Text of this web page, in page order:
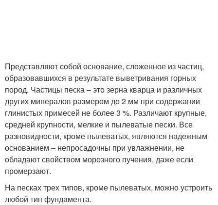
Представляют собой основание, сложенное из частиц,
образовавшихся в результате выветривания горных
пород. Частицы песка – это зерна кварца и различных
других минералов размером до 2 мм при содержании
глинистых примесей не более 3 %. Различают крупные,
средней крупности, мелкие и пылеватые пески. Все
разновидности, кроме пылеватых, являются надежным
основанием – непросадочны при увлажнении, не
обладают свойством морозного пучения, даже если
промерзают.
На песках трех типов, кроме пылеватых, можно устроить
любой тип фундамента.